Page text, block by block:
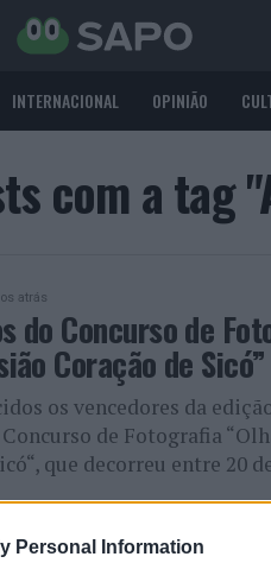
Personal Information
INTERNACIONAL OPINIÃO
com a tag
atrás
do Concurso de
Coração de Sicó”
os vencedores da
Concurso de Fotografia
que decorreu entre 20